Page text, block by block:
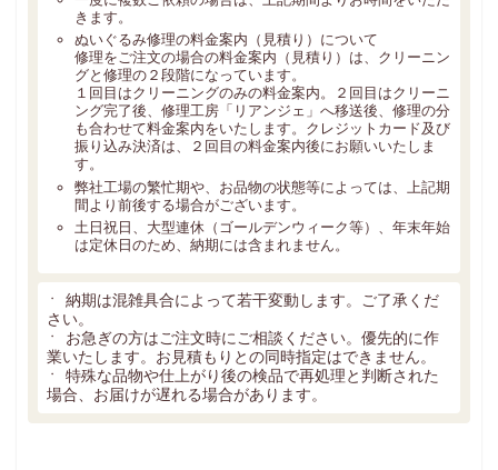
きます。
ぬいぐるみ修理の料金案内（見積り）について
修理をご注文の場合の料金案内（見積り）は、クリーニン
グと修理の２段階になっています。
１回目はクリーニングのみの料金案内。２回目はクリーニ
ング完了後、修理工房「リアンジェ」へ移送後、修理の分
も合わせて料金案内をいたします。クレジットカード及び
振り込み決済は、２回目の料金案内後にお願いいたしま
す。
弊社工場の繁忙期や、お品物の状態等によっては、上記期
間より前後する場合がございます。
土日祝日、大型連休（ゴールデンウィーク等）、年末年始
は定休日のため、納期には含まれません。
・
納期は混雑具合によって若干変動します。ご了承くだ
さい。
・
お急ぎの方はご注文時にご相談ください。優先的に作
業いたします。お見積もりとの同時指定はできません。
・
特殊な品物や仕上がり後の検品で再処理と判断された
場合、お届けが遅れる場合があります。